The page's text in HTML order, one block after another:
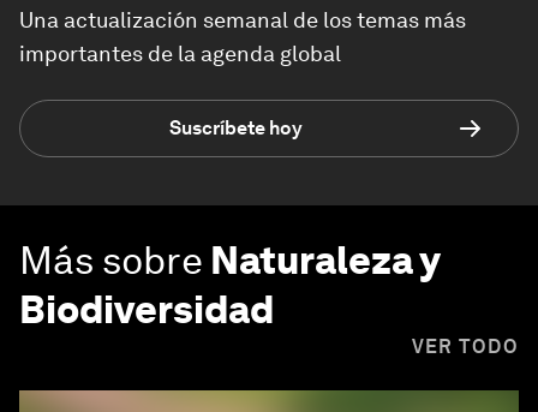
Una actualización semanal de los temas más
importantes de la agenda global
Suscríbete hoy
Más sobre Naturaleza y
Biodiversidad
VER TODO